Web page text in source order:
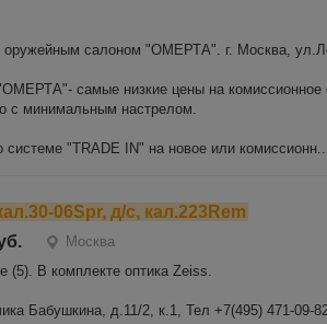
оружейным салоном "ОМЕРТА". г. Москва,
самые низкие цены на комиссионное
с минимальным настрелом.
системе "TRADE IN" на новое или
06Spr, д/с, кал.223Rem
Москва
(5). В комплекте оптика Zeiss.
Бабушкина, д.11/2, к.1, Тел +7(495) 471-09-